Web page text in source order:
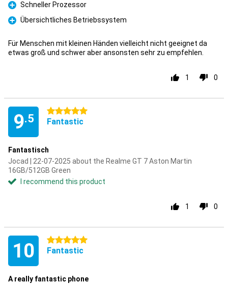
Pro
Schneller Prozessor
Pro
Übersichtliches Betriebssystem
Für Menschen mit kleinen Händen vielleicht nicht geeignet da
etwas groß und schwer aber ansonsten sehr zu empfehlen.
1 0
9.5
5 stars
Fantastic
Fantastisch
Jocad | 22-07-2025 about the Realme GT 7 Aston Martin
16GB/512GB Green
I recommend this product
1 0
10 5 stars
Fantastic
A really fantastic phone